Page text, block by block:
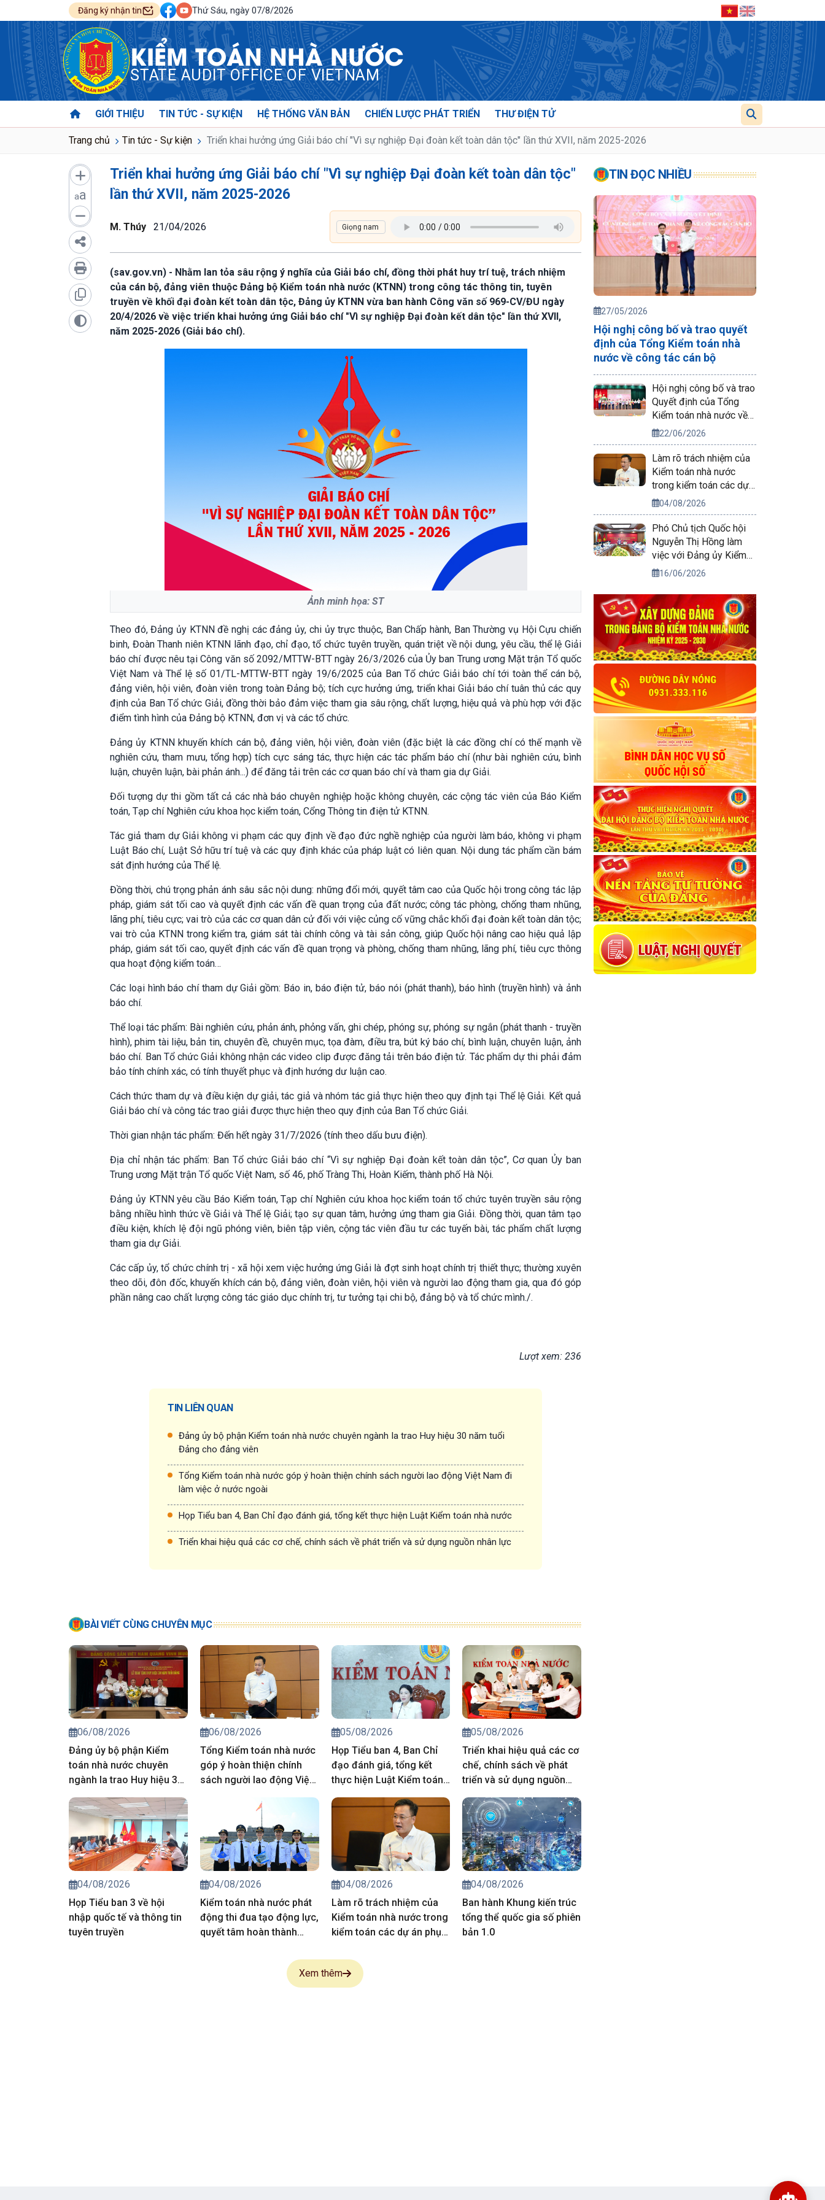
Đăng ký nhận tin Thứ Sáu, ngày 07/8/2026
KIỂM TOÁN NHÀ NƯỚC
STATE AUDIT OFFICE OF VIETNAM
GIỚI THIỆU TIN TỨC - SỰ KIỆN HỆ THỐNG VĂN BẢN CHIẾN LƯỢC PHÁT TRIỂN THƯ ĐIỆN TỬ
Trang chủ Tin tức - Sự kiện Triển khai hưởng ứng Giải báo chí "Vì sự nghiệp Đại đoàn kết toàn dân tộc" lần thứ XVII, năm 2025-2026
aa
Triển khai hưởng ứng Giải báo chí "Vì sự nghiệp Đại đoàn kết toàn dân tộc"
lần thứ XVII, năm 2025-2026
M. Thúy 21/04/2026
(sav.gov.vn) - Nhằm lan tỏa sâu rộng ý nghĩa của Giải báo chí, đồng thời phát huy trí tuệ, trách nhiệm
của cán bộ, đảng viên thuộc Đảng bộ Kiểm toán nhà nước (KTNN) trong công tác thông tin, tuyên
truyền về khối đại đoàn kết toàn dân tộc, Đảng ủy KTNN vừa ban hành Công văn số 969-CV/ĐU ngày
20/4/2026 về việc triển khai hưởng ứng Giải báo chí "Vì sự nghiệp Đại đoàn kết dân tộc" lần thứ XVII,
năm 2025-2026 (Giải báo chí).
Ảnh minh họa: ST
Theo đó, Đảng ủy KTNN đề nghị các đảng ủy, chi ủy trực thuộc, Ban Chấp hành, Ban Thường vụ Hội Cựu chiến
binh, Đoàn Thanh niên KTNN lãnh đạo, chỉ đạo, tổ chức tuyên truyền, quán triệt về nội dung, yêu cầu, thể lệ Giải
báo chí được nêu tại Công văn số 2092/MTTW-BTT ngày 26/3/2026 của Ủy ban Trung ương Mặt trận Tổ quốc
Việt Nam và Thể lệ số 01/TL-MTTW-BTT ngày 19/6/2025 của Ban Tổ chức Giải báo chí tới toàn thể cán bộ,
đảng viên, hội viên, đoàn viên trong toàn Đảng bộ; tích cực hưởng ứng, triển khai Giải báo chí tuân thủ các quy
định của Ban Tổ chức Giải, đồng thời bảo đảm việc tham gia sâu rộng, chất lượng, hiệu quả và phù hợp với đặc
điểm tình hình của Đảng bộ KTNN, đơn vị và các tổ chức.
Đảng ủy KTNN khuyến khích cán bộ, đảng viên, hội viên, đoàn viên (đặc biệt là các đồng chí có thế mạnh về
nghiên cứu, tham mưu, tổng hợp) tích cực sáng tác, thực hiện các tác phẩm báo chí (như bài nghiên cứu, bình
luận, chuyên luận, bài phản ánh...) để đăng tải trên các cơ quan báo chí và tham gia dự Giải.
Đối tượng dự thi gồm tất cả các nhà báo chuyên nghiệp hoặc không chuyên, các cộng tác viên của Báo Kiểm
toán, Tạp chí Nghiên cứu khoa học kiểm toán, Cổng Thông tin điện tử KTNN.
Tác giả tham dự Giải không vi phạm các quy định về đạo đức nghề nghiệp của người làm báo, không vi phạm
Luật Báo chí, Luật Sở hữu trí tuệ và các quy định khác của pháp luật có liên quan. Nội dung tác phẩm cần bám
sát định hướng của Thể lệ.
Đồng thời, chú trọng phản ánh sâu sắc nội dung: những đổi mới, quyết tâm cao của Quốc hội trong công tác lập
pháp, giám sát tối cao và quyết định các vấn đề quan trọng của đất nước; công tác phòng, chống tham nhũng,
lãng phí, tiêu cực; vai trò của các cơ quan dân cử đối với việc củng cố vững chắc khối đại đoàn kết toàn dân tộc;
vai trò của KTNN trong kiểm tra, giám sát tài chính công và tài sản công, giúp Quốc hội nâng cao hiệu quả lập
pháp, giám sát tối cao, quyết định các vấn đề quan trọng và phòng, chống tham nhũng, lãng phí, tiêu cực thông
qua hoạt động kiểm toán…
Các loại hình báo chí tham dự Giải gồm: Báo in, báo điện tử, báo nói (phát thanh), báo hình (truyền hình) và ảnh
báo chí.
Thể loại tác phẩm: Bài nghiên cứu, phản ánh, phỏng vấn, ghi chép, phóng sự, phóng sự ngắn (phát thanh - truyền
hình), phim tài liệu, bản tin, chuyên đề, chuyên mục, tọa đàm, điều tra, bút ký báo chí, bình luận, chuyên luận, ảnh
báo chí. Ban Tổ chức Giải không nhận các video clip được đăng tải trên báo điện tử. Tác phẩm dự thi phải đảm
bảo tính chính xác, có tính thuyết phục và định hướng dư luận cao.
Cách thức tham dự và điều kiện dự giải, tác giả và nhóm tác giả thực hiện theo quy định tại Thể lệ Giải. Kết quả
Giải báo chí và công tác trao giải được thực hiện theo quy định của Ban Tổ chức Giải.
Thời gian nhận tác phẩm: Đến hết ngày 31/7/2026 (tính theo dấu bưu điện).
Địa chỉ nhận tác phẩm: Ban Tổ chức Giải báo chí “Vì sự nghiệp Đại đoàn kết toàn dân tộc”, Cơ quan Ủy ban
Trung ương Mặt trận Tổ quốc Việt Nam, số 46, phố Tràng Thi, Hoàn Kiếm, thành phố Hà Nội.
Đảng ủy KTNN yêu cầu Báo Kiểm toán, Tạp chí Nghiên cứu khoa học kiểm toán tổ chức tuyên truyền sâu rộng
bằng nhiều hình thức về Giải và Thể lệ Giải; tạo sự quan tâm, hưởng ứng tham gia Giải. Đồng thời, quan tâm tạo
điều kiện, khích lệ đội ngũ phóng viên, biên tập viên, cộng tác viên đầu tư các tuyến bài, tác phẩm chất lượng
tham gia dự Giải.
Các cấp ủy, tổ chức chính trị - xã hội xem việc hưởng ứng Giải là đợt sinh hoạt chính trị thiết thực; thường xuyên
theo dõi, đôn đốc, khuyến khích cán bộ, đảng viên, đoàn viên, hội viên và người lao động tham gia, qua đó góp
phần nâng cao chất lượng công tác giáo dục chính trị, tư tưởng tại chi bộ, đảng bộ và tổ chức mình./.
Lượt xem: 236
TIN LIÊN QUAN
Đảng ủy bộ phận Kiểm toán nhà nước chuyên ngành Ia trao Huy hiệu 30 năm tuổi
Đảng cho đảng viên
Tổng Kiểm toán nhà nước góp ý hoàn thiện chính sách người lao động Việt Nam đi
làm việc ở nước ngoài
Họp Tiểu ban 4, Ban Chỉ đạo đánh giá, tổng kết thực hiện Luật Kiểm toán nhà nước
Triển khai hiệu quả các cơ chế, chính sách về phát triển và sử dụng nguồn nhân lực
BÀI VIẾT CÙNG CHUYÊN MỤC
06/08/2026
Đảng ủy bộ phận Kiểm
toán nhà nước chuyên
ngành Ia trao Huy hiệu 30
năm tuổi Đảng cho đảng
viên
06/08/2026
Tổng Kiểm toán nhà nước
góp ý hoàn thiện chính
sách người lao động Việt
Nam đi làm việc ở nước
05/08/2026
Họp Tiểu ban 4, Ban Chỉ
đạo đánh giá, tổng kết
thực hiện Luật Kiểm toán
nhà nước
05/08/2026
Triển khai hiệu quả các cơ
chế, chính sách về phát
triển và sử dụng nguồn
nhân lực
04/08/2026
Họp Tiểu ban 3 về hội
nhập quốc tế và thông tin
tuyên truyền
04/08/2026
Kiểm toán nhà nước phát
động thi đua tạo động lực,
quyết tâm hoàn thành
trị giai đoạn 2026-2030
04/08/2026
Làm rõ trách nhiệm của
Kiểm toán nhà nước trong
kiểm toán các dự án phục
04/08/2026
Ban hành Khung kiến trúc
tổng thể quốc gia số phiên
bản 1.0
Xem thêm
TIN ĐỌC NHIỀU
27/05/2026
Hội nghị công bố và trao quyết
định của Tổng Kiểm toán nhà
nước về công tác cán bộ
Hội nghị công bố và trao
Quyết định của Tổng
Kiểm toán nhà nước về
công tác cán bộ
22/06/2026
Làm rõ trách nhiệm của
Kiểm toán nhà nước
trong kiểm toán các dự
án phục vụ APEC 2027
04/08/2026
Phó Chủ tịch Quốc hội
Nguyễn Thị Hồng làm
việc với Đảng ủy Kiểm
toán nhà nước
16/06/2026